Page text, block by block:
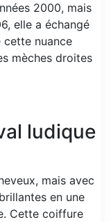
2000, mais
elle a échangé
cette nuance
mèches droites
ludique
mais avec
en une
Cette coiffure